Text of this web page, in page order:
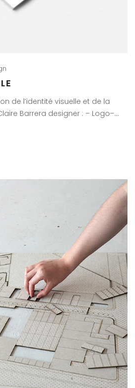
de l’identité visuelle et de la
Barrera designer : – Logo–…